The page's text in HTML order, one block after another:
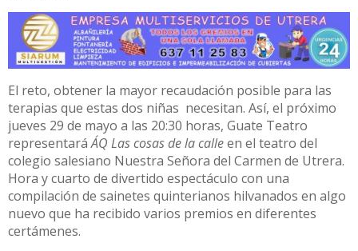
El reto, obtener la mayor recaudación posible para las
terapias que estas dos niñas necesitan. Así, el próximo
jueves 29 de mayo a las 20:30 horas, Guate Teatro
representaráÁQ Las cosas de la calleen el teatro del
colegio salesiano Nuestra Señora del Carmen de Utrera.
Hora y cuarto de divertido espectáculo con una
compilación de sainetes quinterianos hilvanados en algo
nuevo que ha recibido varios premios en diferentes
certámenes.